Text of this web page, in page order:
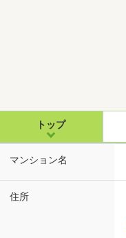
トップ
マンション名
住所